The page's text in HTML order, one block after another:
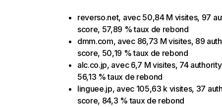
reverso.net, avec 50,84 M visites, 97
score, 57,89 % taux de rebond
dmm.com, avec 86,73 M visites, 89
score, 50,19 % taux de rebond
alc.co.jp, avec 6,7 M visites, 74
56,13 % taux de rebond
linguee.jp, avec 105,63 k visites, 37
score, 84,3 % taux de rebond